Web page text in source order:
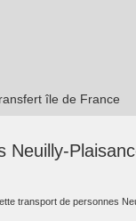
île de France
Neuilly-
transport de personnes